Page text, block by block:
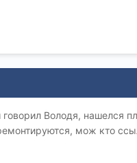
Володя, нашелся
мож кто